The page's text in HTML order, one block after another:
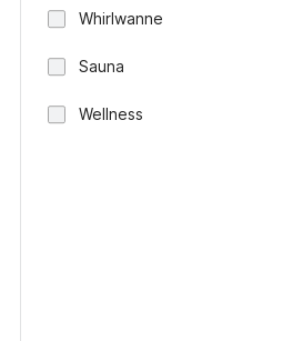
Whirlwanne
Sauna
Wellness